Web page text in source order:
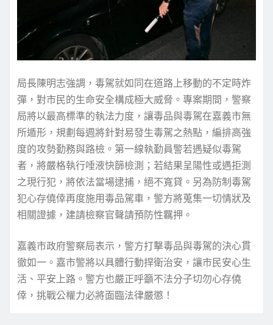
局長陳明志強調，毒駕就如同在道路上移動的不定時炸
彈，對市民的生命安全構成極大威脅。專案期間，警察
局將以最高標準的執法力度，讓毒品與毒駕在嘉義市無
所遁形，規劃每週將針對易發生毒駕之熱點，編排高強
度的攻勢勤務與路檢。第一線執勤員警若遇疑似毒駕
者，將嚴格執行唾液快篩檢測；若結果呈陽性或遇拒測
之現行犯，將依法當場逮捕，絕不寬貸。另為防制毒駕
犯心存僥倖再度施用毒品駕車，警方將蒐集一切情狀及
相關證據，建請檢察官聲請預防性羈押。
嘉義市政府警察局表示，警方打擊毒品與毒駕的決心貫
徹如一。嘉市警將以具體行動捍衛治安，讓市民安心生
活、平安上路。警方也嚴正呼籲不法分子切勿心存僥
倖，挑戰公權力必將面臨法律嚴懲！